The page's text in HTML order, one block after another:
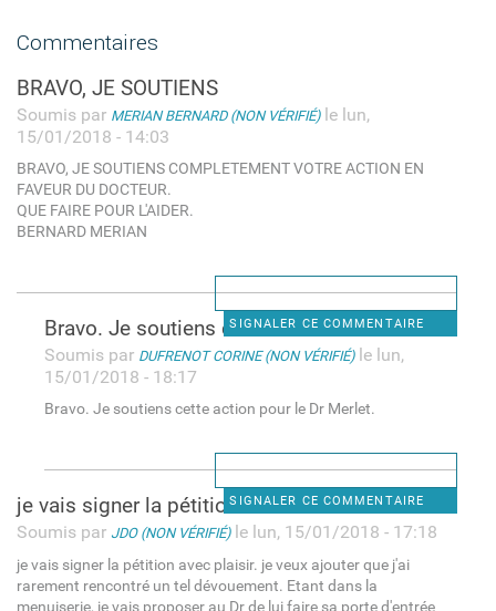
Commentaires
BRAVO, JE SOUTIENS
Soumis par MERIAN BERNARD (NON VÉRIFIÉ)le lun,
15/01/2018 - 14:03
BRAVO, JE SOUTIENS COMPLETEMENT VOTRE ACTION EN
FAVEUR DU DOCTEUR.
QUE FAIRE POUR L'AIDER.
BERNARD MERIAN
SIGNALER CE COMMENTAIRE
Bravo. Je soutiens cette
Soumis par DUFRENOT CORINE (NON VÉRIFIÉ)le lun,
15/01/2018 - 18:17
Bravo. Je soutiens cette action pour le Dr Merlet.
SIGNALER CE COMMENTAIRE
je vais signer la pétition
Soumis par JDO (NON VÉRIFIÉ)le lun, 15/01/2018 - 17:18
je vais signer la pétition avec plaisir. je veux ajouter que j'ai
rarement rencontré un tel dévouement. Etant dans la